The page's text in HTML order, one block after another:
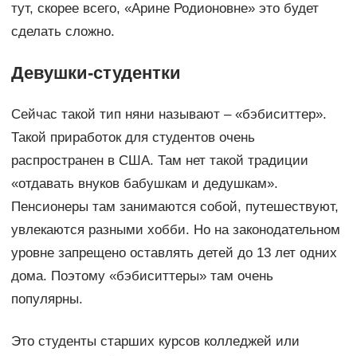
тут, скорее всего, «Арине Родионовне» это будет
сделать сложно.
Девушки-студентки
Сейчас такой тип няни называют – «бэбиситтер».
Такой приработок для студентов очень
распространен в США. Там нет такой традиции
«отдавать внуков бабушкам и дедушкам».
Пенсионеры там занимаются собой, путешествуют,
увлекаются разными хобби. Но на законодательном
уровне запрещено оставлять детей до 13 лет одних
дома. Поэтому «бэбиситтеры» там очень
популярны.
Это студенты старших курсов колледжей или